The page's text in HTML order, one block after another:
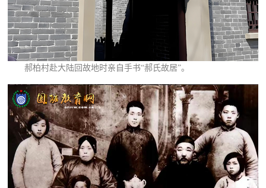
红
色
文
旅
我
们
郝柏村赴大陆回故地时亲自手书“郝氏故居”。